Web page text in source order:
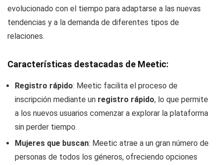
evolucionado con el tiempo para adaptarse a las nuevas
tendencias y a la demanda de diferentes tipos de
relaciones.
Características destacadas de Meetic:
Registro rápido: Meetic facilita el proceso de
inscripción mediante un registro rápido, lo que permite
a los nuevos usuarios comenzar a explorar la plataforma
sin perder tiempo.
Mujeres que buscan: Meetic atrae a un gran número de
personas de todos los géneros, ofreciendo opciones